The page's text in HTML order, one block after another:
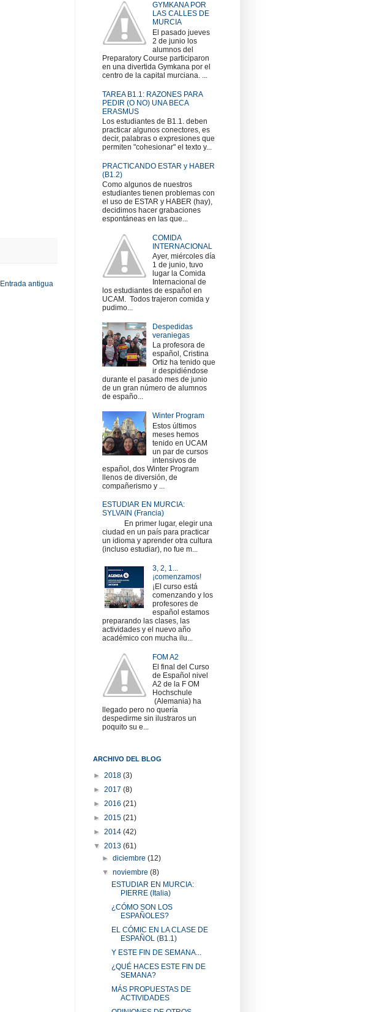
Entrada antigua
GYMKANA POR
LAS CALLES DE
MURCIA
El pasado jueves
2 de junio los
alumnos del
Preparatory Course participaron
en una divertida Gymkana por el
centro de la capital murciana. ...
TAREA B1.1: RAZONES PARA
PEDIR (O NO) UNA BECA
ERASMUS
Los estudiantes de B1.1. deben
practicar algunos conectores, es
decir, palabras o expresiones que
permiten "cohesionar" el texto y...
PRACTICANDO ESTAR y HABER
(B1.2)
Como algunos de nuestros
estudiantes tienen problemas con
el uso de ESTAR y HABER (hay),
decidimos hacer grabaciones
espontáneas en las que...
COMIDA
INTERNACIONAL
Ayer, miércoles día
1 de junio, tuvo
lugar la Comida
Internacional de
los estudiantes de español en
UCAM. Todos trajeron comida y
pudimo...
Despedidas
veraniegas
La profesora de
español, Cristina
Ortiz ha tenido que
ir despidiéndose
durante el pasado mes de junio
de un gran número de alumnos
de españo...
Winter Program
Estos últimos
meses hemos
tenido en UCAM
un par de cursos
intensivos de
español, dos Winter Program
llenos de diversión, de
compañerismo y ...
ESTUDIAR EN MURCIA:
SYLVAIN (Francia)
En primer lugar, elegir una
ciudad en un país para practicar
un idioma y aprender otra cultura
(incluso estudiar), no fue m...
3, 2, 1...
¡comenzamos!
¡El curso está
comenzando y los
profesores de
español estamos
preparando las clases, las
actividades y el nuevo año
académico con mucha ilu...
FOM A2
El final del Curso
de Español nivel
A2 de la F OM
Hochschule
(Alemania) ha
llegado pero no quería
despedirme sin ilustraros un
poquito su e...
ARCHIVO DEL BLOG
► 2018 (3)
► 2017 (8)
► 2016 (21)
► 2015 (21)
► 2014 (42)
▼ 2013 (61)
►diciembre(12)
▼noviembre(8)
ESTUDIAR EN MURCIA:
PIERRE (Italia)
¿CÓMO SON LOS
ESPAÑOLES?
EL CÓMIC EN LA CLASE DE
ESPAÑOL (B1.1)
Y ESTE FIN DE SEMANA...
¿QUÉ HACES ESTE FIN DE
SEMANA?
MÁS PROPUESTAS DE
ACTIVIDADES